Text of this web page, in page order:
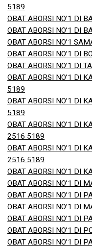
5189
OBAT ABORSI NO’1 DI
OBAT ABORSI NO’1 DI
OBAT ABORSI NO’1
OBAT ABORSI NO’1 DI
OBAT ABORSI NO’1 DI
OBAT ABORSI NO’1 DI
5189
OBAT ABORSI NO’1 DI
5189
OBAT ABORSI NO’1 DI
2516 5189
OBAT ABORSI NO’1 DI
2516 5189
OBAT ABORSI NO’1 DI
OBAT ABORSI NO’1 DI
OBAT ABORSI NO’1 DI
OBAT ABORSI NO’1 DI
OBAT ABORSI NO’1 DI
OBAT ABORSI NO’1 DI
OBAT ABORSI NO’1 DI